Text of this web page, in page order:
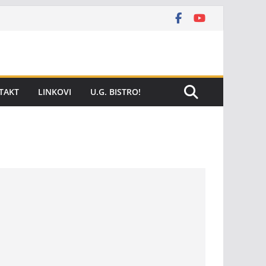
LINKOVI U.G. BISTRO!